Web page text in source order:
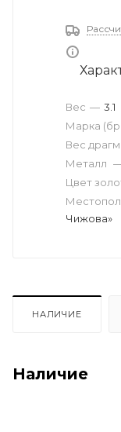
Вес
Марка
Вес — 3.1
Металл
Цвет
Чижова»
НАЛИЧИЕ
Наличие